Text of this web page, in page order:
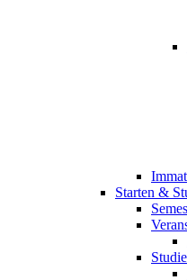
Starten &